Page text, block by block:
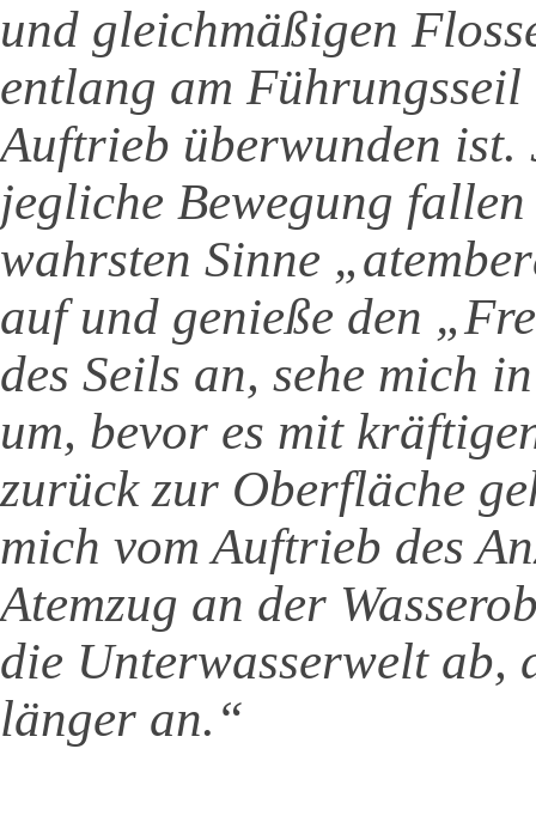
und gleichmäßigen
entlang am
Auftrieb überwunden ist.
jegliche Bewegung
wahrsten Sinne
auf und genieße den
des Seils an, sehe mich
um, bevor es mit
zurück zur Oberfläche
mich vom Auftrieb des
Atemzug an der
die Unterwasserwelt ab,
länger an.“